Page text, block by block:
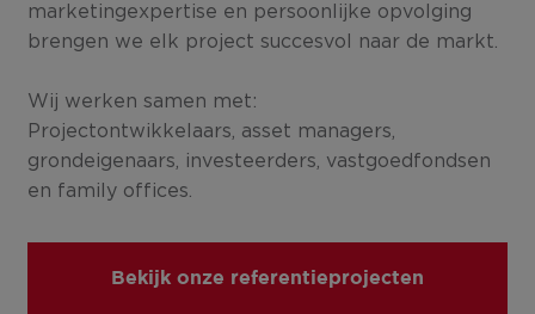
marketingexpertise en persoonlijke opvolging
brengen we elk project succesvol naar de markt.
Wij werken samen met:
Projectontwikkelaars, asset managers,
grondeigenaars, investeerders, vastgoedfondsen
en family offices.
Bekijk onze referentieprojecten